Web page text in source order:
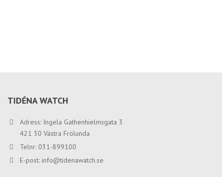
TIDÉNA WATCH
Adress: Ingela Gathenhielmsgata 3
421 30 Västra Frölunda
Telnr: 031-899100
E-post: info@tidenawatch.se